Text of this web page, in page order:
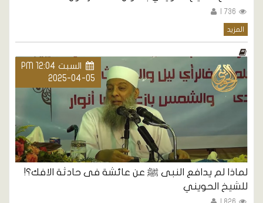
المزيد
السبت PM 12:04
2025-04-05
لماذا لم يدافع النبى ﷺ عن عائشة فى حادثة الافك؟!
للشيخ الحويني